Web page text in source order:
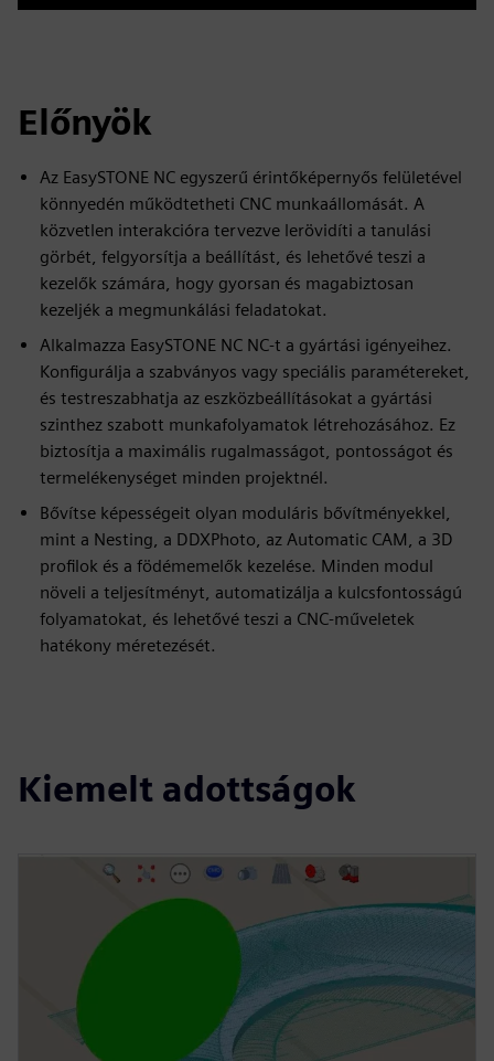
Play Mute Settings
PIP
Enter
Előnyök
Az EasySTONE NC egyszerű érintőképernyős felületével
könnyedén működtetheti CNC munkaállomását. A
közvetlen interakcióra tervezve lerövidíti a tanulási
görbét, felgyorsítja a beállítást, és lehetővé teszi a
kezelők számára, hogy gyorsan és magabiztosan
kezeljék a megmunkálási feladatokat.
Alkalmazza EasySTONE NC NC-t a gyártási igényeihez.
Konfigurálja a szabványos vagy speciális paramétereket,
és testreszabhatja az eszközbeállításokat a gyártási
szinthez szabott munkafolyamatok létrehozásához. Ez
biztosítja a maximális rugalmasságot, pontosságot és
termelékenységet minden projektnél.
Bővítse képességeit olyan moduláris bővítményekkel,
mint a Nesting, a DDXPhoto, az Automatic CAM, a 3D
profilok és a födémemelők kezelése. Minden modul
növeli a teljesítményt, automatizálja a kulcsfontosságú
folyamatokat, és lehetővé teszi a CNC-műveletek
hatékony méretezését.
Kiemelt adottságok